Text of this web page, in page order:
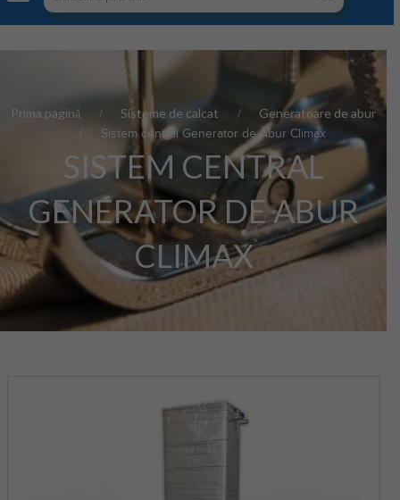
Prima pagină Sisteme de calcat Generatoare de abur
Sistem central Generator de Abur Climax
SISTEM CENTRAL
GENERATOR DE ABUR
CLIMAX